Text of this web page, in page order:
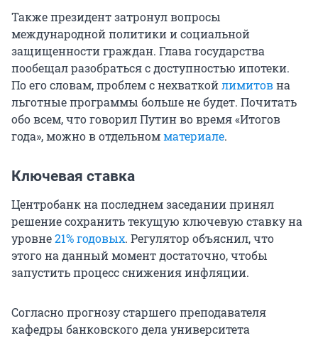
Также президент затронул вопросы
международной политики и социальной
защищенности граждан. Глава государства
пообещал разобраться с доступностью ипотеки.
По его словам, проблем с нехваткойлимитовна
льготные программы больше не будет. Почитать
обо всем, что говорил Путин во время «Итогов
года», можно в отдельномматериале.
Ключевая ставка
Центробанк на последнем заседании принял
решение сохранить текущую ключевую ставку на
уровне21% годовых. Регулятор объяснил, что
этого на данный момент достаточно, чтобы
запустить процесс снижения инфляции.
Согласно прогнозу старшего преподавателя
кафедры банковского дела университета